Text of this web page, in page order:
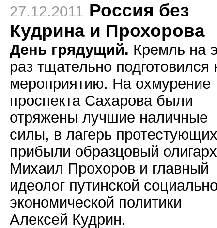
27.12.2011 Россия без
Кудрина и Прохорова
День грядущий. Кремль на
раз тщательно подготовился
мероприятию. На охмурение
проспекта Сахарова были
отряжены лучшие наличные
силы, в лагерь протестующих
прибыли образцовый олигарх
Михаил Прохоров и главный
идеолог путинской
экономической политики
Алексей Кудрин.